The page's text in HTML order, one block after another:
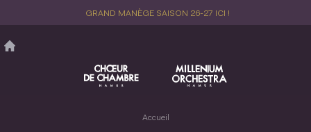
principal
GRAND MANÈGE SAISON 26-27 ICI !
Accueil